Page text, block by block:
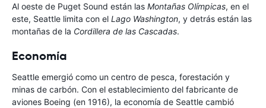
Al oeste de Puget Sound están las Montañas Olímpicas, en el
este, Seattle limita con el Lago Washington, y detrás están las
montañas de la Cordillera de las Cascadas.
Economía
Seattle emergió como un centro de pesca, forestación y
minas de carbón. Con el establecimiento del fabricante de
aviones Boeing (en 1916), la economía de Seattle cambió